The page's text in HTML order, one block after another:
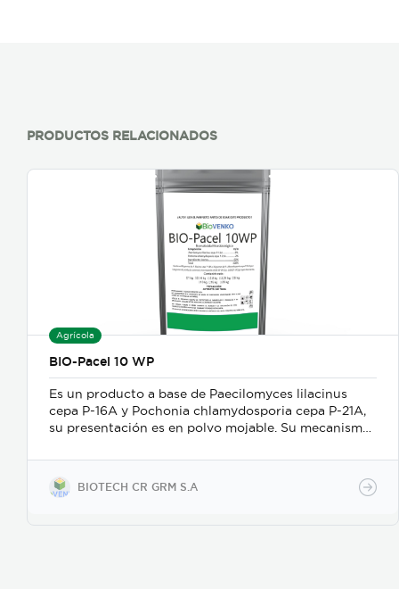
PRODUCTOS RELACIONADOS
Agrícola
BIO-Pacel 10 WP
Es un producto a base de Paecilomyces lilacinus
cepa P-16A y Pochonia chlamydosporia cepa P-21A,
su presentación es en polvo mojable. Su mecanismo
contacto, se adhiere a las masas de huevos, forma
apresorios con hifas que ingresan a través de los
poros de la vitelina, posteriormente prolifera en los
BIOTECH CR GRM S.A